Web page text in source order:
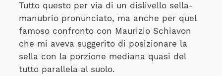
Tutto questo per via di un dislivello sella-
manubrio pronunciato, ma anche per quel
famoso confronto con Maurizio Schiavon
che mi aveva suggerito di posizionare la
sella con la porzione mediana quasi del
tutto parallela al suolo.